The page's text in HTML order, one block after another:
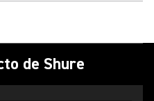
de Shure